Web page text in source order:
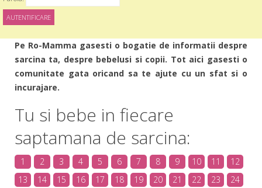
Pe Ro-Mamma gasesti o bogatie de informatii despre
sarcina ta, despre bebelusi si copii. Tot aici gasesti o
comunitate gata oricand sa te ajute cu un sfat si o
incurajare.
Tu si bebe in fiecare
saptamana de sarcina:
1 2 3 4 5 6 7 8 9 10 11
12
13
14 15 16 17 18 19 20 21 22 23
24